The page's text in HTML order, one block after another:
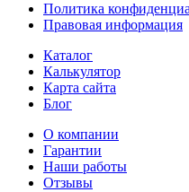
Политика
Правовая информация
Каталог
Калькулятор
Карта сайта
Блог
О компании
Гарантии
Наши работы
Отзывы